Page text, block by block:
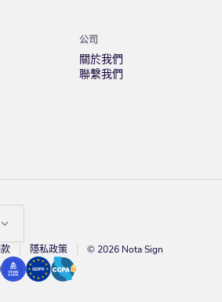
公司
關於我們
聯繫我們
隱私政策 © 2026 Nota Sign